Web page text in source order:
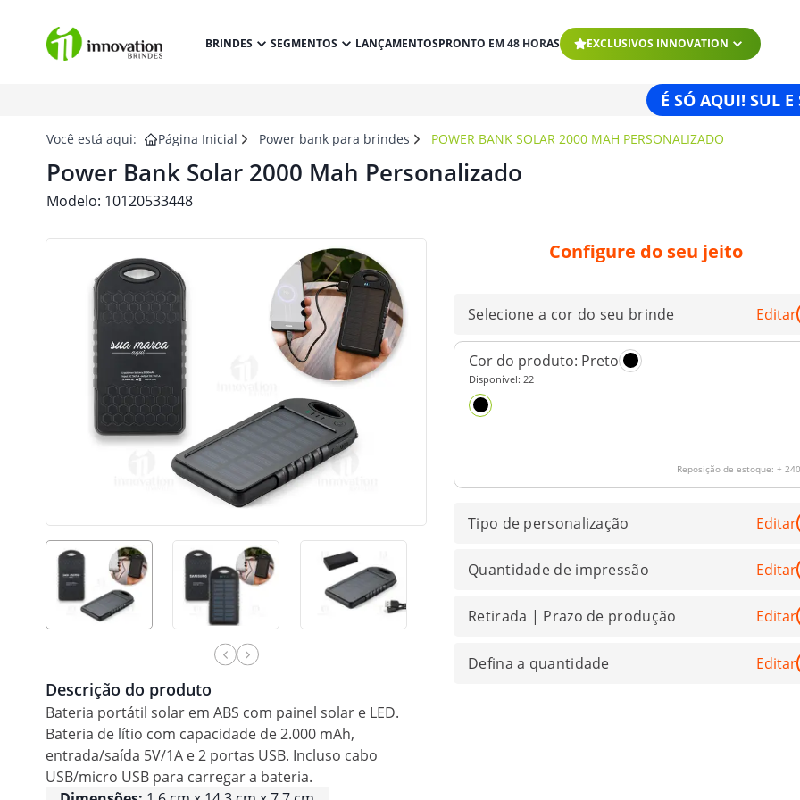
BRINDES SEGMENTOS LANÇAMENTOSPRONTO EM 48 HORAS EXCLUSIVOS INNOVATION
É SÓ AQUI! SUL E
Você está aqui: Página Inicial Power bank para brindes POWER BANK SOLAR 2000 MAH PERSONALIZADO
Power Bank Solar 2000 Mah Personalizado
Modelo: 10120533448
Descrição do produto
Bateria portátil solar em ABS com painel solar e LED.
Bateria de lítio com capacidade de 2.000 mAh,
entrada/saída 5V/1A e 2 portas USB. Incluso cabo
USB/micro USB para carregar a bateria.
Configure do seu jeito
Selecione a cor do seu brinde Editar
Cor do produto: Preto
Disponível: 22
Reposição de estoque: +
Tipo de personalização Editar
Quantidade de impressão Editar
Retirada | Prazo de produção Editar
Defina a quantidade Editar